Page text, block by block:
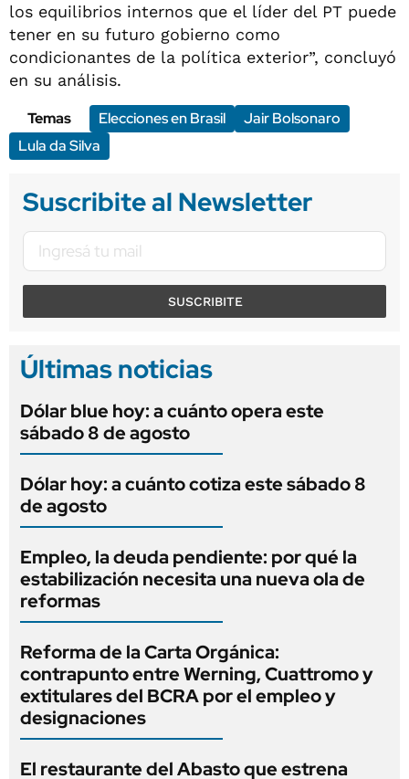
los equilibrios internos que el líder del PT puede
tener en su futuro gobierno como
condicionantes de la política exterior”, concluyó
en su análisis.
Temas
Elecciones en Brasil
Jair Bolsonaro
Lula da Silva
Suscribite al Newsletter
SUSCRIBITE
Últimas noticias
Dólar blue hoy: a cuánto opera este
sábado 8 de agosto
Dólar hoy: a cuánto cotiza este sábado 8
de agosto
Empleo, la deuda pendiente: por qué la
estabilización necesita una nueva ola de
reformas
Reforma de la Carta Orgánica:
contrapunto entre Werning, Cuattromo y
extitulares del BCRA por el empleo y
designaciones
El restaurante del Abasto que estrena